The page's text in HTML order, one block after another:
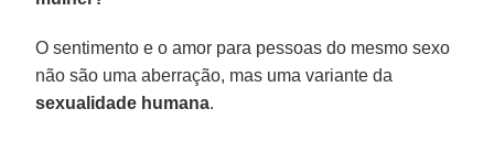
O sentimento e o amor para pessoas do mesmo sexo
não são uma aberração, mas uma variante da
sexualidade humana.